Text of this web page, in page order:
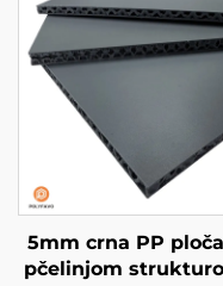
5mm crna PP
pčelinjom